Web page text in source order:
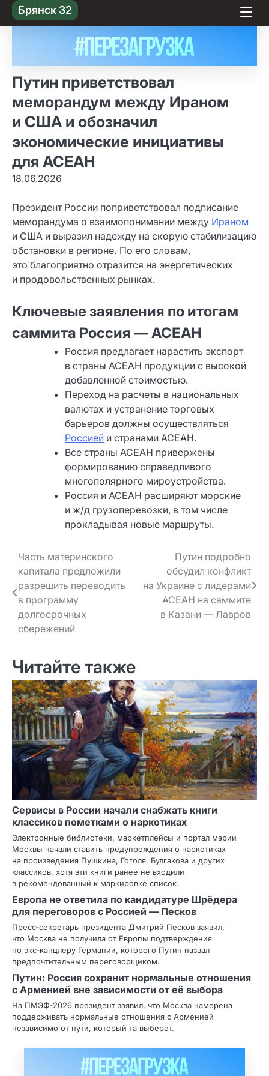
Skip
to content
Брянск 32
Путин приветствовал
меморандум между Ираном
и США и обозначил
экономические инициативы
для АСЕАН
18.06.2026
Президент России поприветствовал подписание
меморандума о взаимопонимании между Ираном
и США и выразил надежду на скорую стабилизацию
обстановки в регионе. По его словам,
это благоприятно отразится на энергетических
и продовольственных рынках.
Ключевые заявления по итогам
саммита Россия — АСЕАН
Россия предлагает нарастить экспорт
в страны АСЕАН продукции с высокой
добавленной стоимостью.
Переход на расчеты в национальных
валютах и устранение торговых
барьеров должны осуществляться
Россией и странами АСЕАН.
Все страны АСЕАН привержены
формированию справедливого
многополярного мироустройства.
Россия и АСЕАН расширяют морские
и ж/д грузоперевозки, в том числе
прокладывая новые маршруты.
Навигация
по записям
Часть материнского
капитала предложили
разрешить переводить
в программу
долгосрочных
сбережений
Путин подробно
обсудил конфликт
на Украине с лидерами
АСЕАН на саммите
в Казани — Лавров
Читайте также
Сервисы в России начали снабжать книги
классиков пометками о наркотиках
Электронные библиотеки, маркетплейсы и портал мэрии
Москвы начали ставить предупреждения о наркотиках
на произведения Пушкина, Гоголя, Булгакова и других
классиков, хотя эти книги ранее не входили
в рекомендованный к маркировке список.
Европа не ответила по кандидатуре Шрёдера
для переговоров с Россией — Песков
Пресс‑секретарь президента Дмитрий Песков заявил,
что Москва не получила от Европы подтверждения
по экс‑канцлеру Германии, которого Путин назвал
предпочтительным переговорщиком.
Путин: Россия сохранит нормальные отношения
с Арменией вне зависимости от её выбора
На ПМЭФ‑2026 президент заявил, что Москва намерена
поддерживать нормальные отношения с Арменией
независимо от пути, который та выберет.